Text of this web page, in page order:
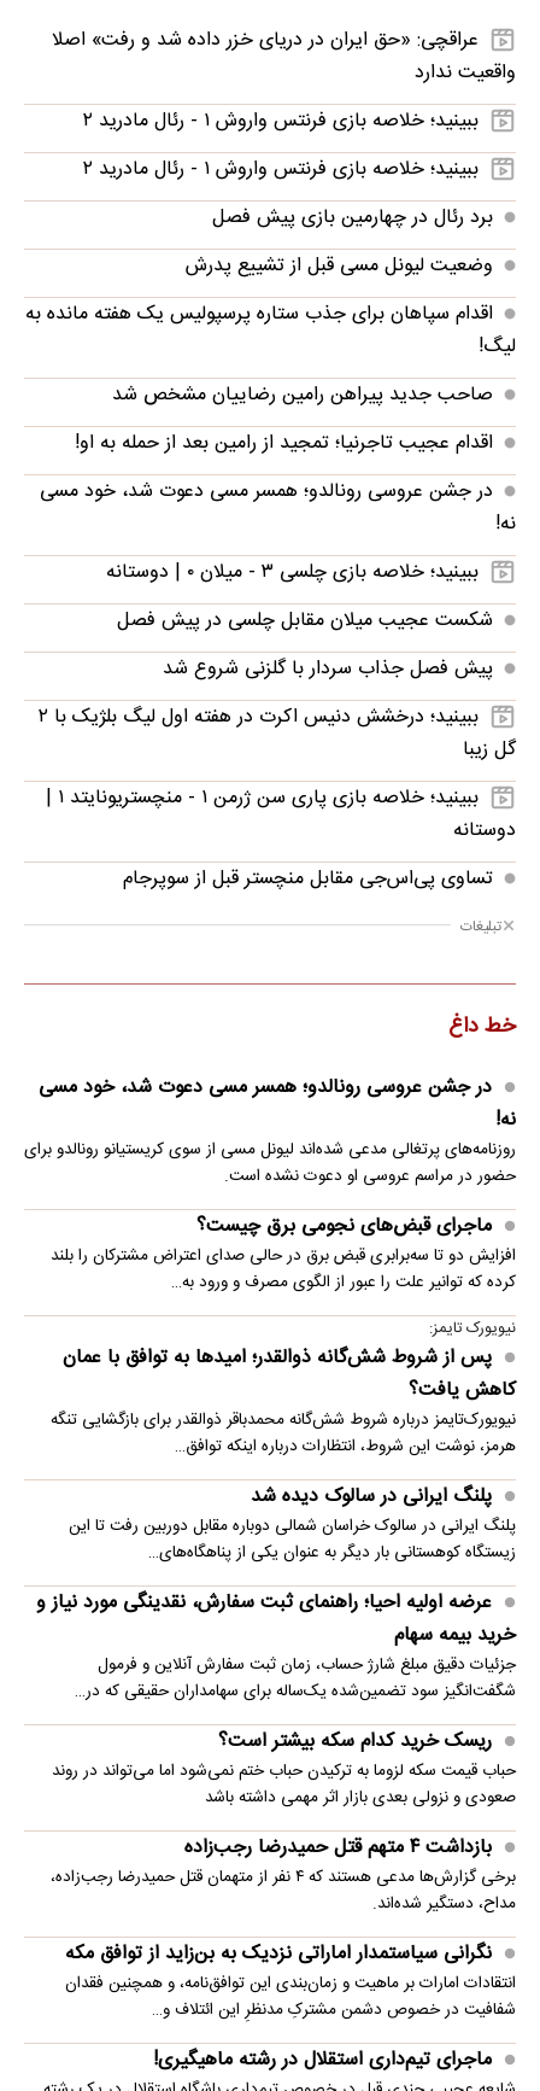
عراقچی: «حق ایران در دریای خزر داده شد و رفت» اصلا
واقعیت ندارد
ببینید؛ خلاصه بازی فرنتس واروش ۱ - رئال مادرید ۲
ببینید؛ خلاصه بازی فرنتس واروش ۱ - رئال مادرید ۲
برد رئال در چهارمین بازی پیش فصل
وضعیت لیونل مسی قبل از تشییع پدرش
اقدام سپاهان برای جذب ستاره پرسپولیس یک هفته مانده به
لیگ!
صاحب جدید پیراهن رامین رضاییان مشخص شد
اقدام عجیب تاجرنیا؛ تمجید از رامین بعد از حمله به او!
در جشن عروسی رونالدو؛ همسر مسی دعوت شد، خود مسی
نه!
ببینید؛ خلاصه بازی چلسی ۳ - میلان ۰ | دوستانه
شکست عجیب میلان مقابل چلسی در پیش فصل
پیش فصل جذاب سردار با گلزنی شروع شد
ببینید؛ درخشش دنیس اکرت در هفته اول لیگ بلژیک با ۲
گل زیبا
ببینید؛ خلاصه بازی پاری سن ژرمن ۱ - منچستریونایتد ۱ |
دوستانه
تساوی پی‌اس‌جی مقابل منچستر قبل از سوپرجام
تبلیغات
خط داغ
در جشن عروسی رونالدو؛ همسر مسی دعوت شد، خود مسی
نه!
روزنامه‌های پرتغالی مدعی شده‌اند لیونل مسی از سوی کریستیانو رونالدو برای
حضور در مراسم عروسی او دعوت نشده است.
ماجرای قبض‌های نجومی برق چیست؟
افزایش دو تا سه‌برابری قبض برق در حالی صدای اعتراض مشترکان را بلند
کرده که توانیر علت را عبور از الگوی مصرف و ورود به…
نیویورک تایمز:
پس از شروط شش‌گانه ذوالقدر؛ امیدها به توافق با عمان
کاهش یافت؟
نیویورک‌تایمز درباره شروط شش‌گانه محمدباقر ذوالقدر برای بازگشایی تنگه
هرمز، نوشت این شروط، انتظارات درباره اینکه توافق…
پلنگ ایرانی در سالوک دیده شد
پلنگ ایرانی در سالوک خراسان شمالی دوباره مقابل دوربین رفت تا این
زیستگاه کوهستانی بار دیگر به عنوان یکی از پناهگاه‌های…
عرضه اولیه احیا؛ راهنمای ثبت سفارش، نقدینگی مورد نیاز و
خرید بیمه سهام
جزئیات دقیق مبلغ شارژ حساب، زمان ثبت سفارش آنلاین و فرمول
شگفت‌انگیز سود تضمین‌شده یک‌ساله برای سهامداران حقیقی که در…
ریسک خرید کدام سکه بیشتر است؟
حباب قیمت سکه لزوما به ترکیدن حباب ختم نمی‌شود اما می‌تواند در روند
صعودی و نزولی بعدی بازار اثر مهمی داشته باشد
بازداشت ۴ متهم قتل حمیدرضا رجب‌زاده
برخی گزارش‌ها مدعی هستند که ۴ نفر از متهمان قتل حمیدرضا رجب‌زاده،
مداح، دستگیر شده‌اند.
نگرانی سیاستمدار اماراتی نزدیک به بن‌زاید از توافق مکه
انتقادات امارات بر ماهیت و زمان‌بندی این توافق‌نامه، و همچنین فقدان
شفافیت در خصوص دشمن مشترکِ مدنظرِ این ائتلاف و…
ماجرای تیم‌داری استقلال در رشته ماهیگیری!